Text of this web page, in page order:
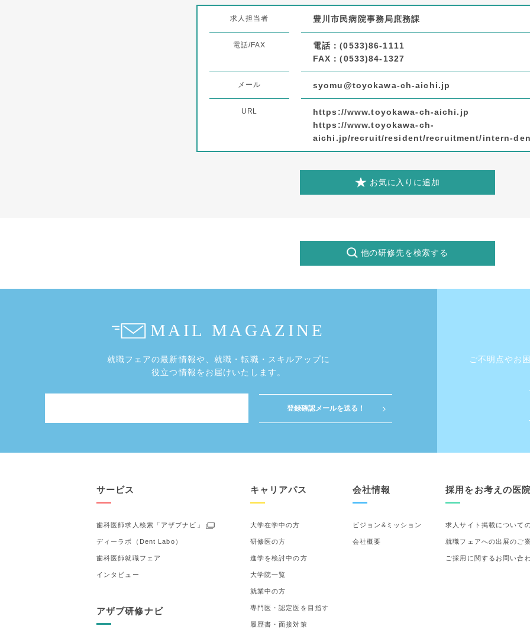
求人担当者 豊川市民病院事務局庶務課
電話/FAX
電話：(0533)86-1111
FAX：(0533)84-1327
メール syomu@toyokawa-ch-aichi.jp
URL
https://www.toyokawa-ch-aichi.jp
https://www.toyokawa-ch-
aichi.jp/recruit/resident/recruitment/intern-
お気に入りに追加
他の研修先を検索する
就職フェアの最新情報や、就職・転職・スキルアップに
役立つ情報をお届けいたします。
ご不明点やお
サービス
歯科医師求人検索「アザブナビ」
ディーラボ（Dent Labo）
歯科医師就職フェア
インタビュー
アザブ研修ナビ
キャリアパス
大学在学中の方
研修医の方
進学を検討中の方
大学院一覧
就業中の方
専門医・認定医を目指す
履歴書・面接対策
会社情報
ビジョン&ミッション
会社概要
採用をお考えの医
求人サイト掲載について
就職フェアへの出展のご
ご採用に関するお問い合